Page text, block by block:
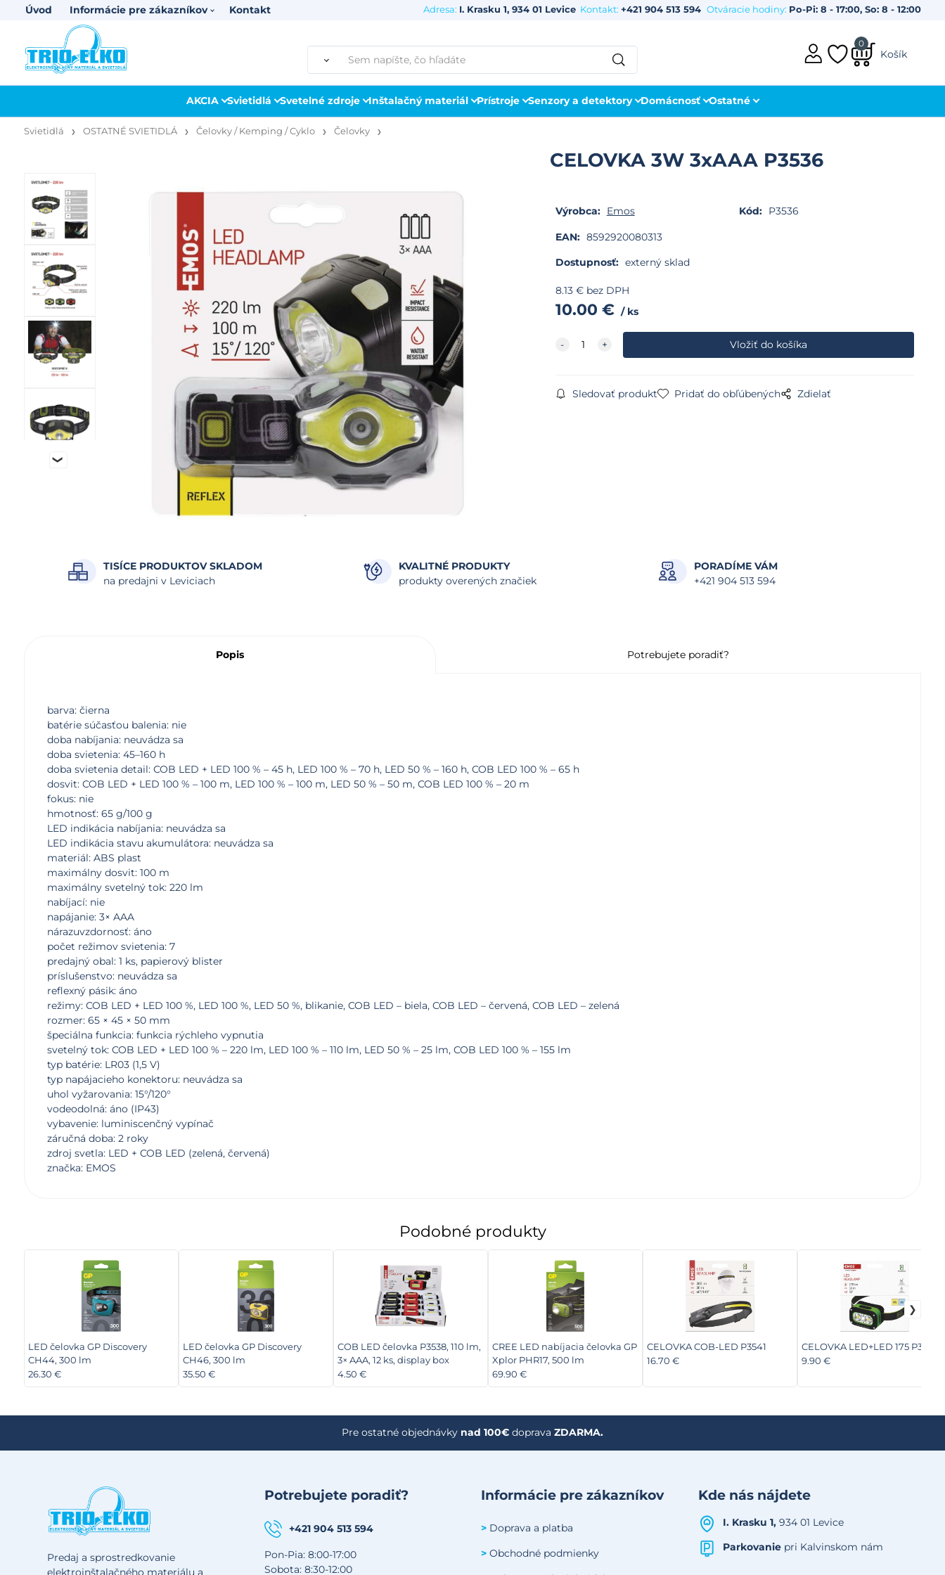
Úvod Informácie pre zákazníkov Kontakt Adresa: I. Krasku 1, 934 01 Levice Kontakt:+421 904 513 594Otváracie hodiny: Po-Pi: 8 - 17:00, So: 8 - 12:00
0
Košík
AKCIA Svietidlá Svetelné zdroje Inštalačný materiál Prístroje Senzory a detektory Domácnosť Ostatné
Svietidlá OSTATNÉ SVIETIDLÁ Čelovky / Kemping / Cyklo Čelovky
CELOVKA 3W 3xAAA P3536
Výrobca: Emos Kód: P3536
EAN: 8592920080313
Dostupnosť: externý sklad
8.13€ bez DPH
10.00 € ks
Sledovať produkt Pridať do obľúbených Zdielať
TISÍCE PRODUKTOV SKLADOM
na predajni v Leviciach
KVALITNÉ PRODUKTY
produkty overených značiek
PORADÍME VÁM
+421 904 513 594
Popis Potrebujete poradiť?
barva: čierna
batérie súčasťou balenia: nie
doba nabíjania: neuvádza sa
doba svietenia: 45–160 h
doba svietenia detail: COB LED + LED 100 % – 45 h, LED 100 % – 70 h, LED 50 % – 160 h, COB LED 100 % – 65 h
dosvit: COB LED + LED 100 % – 100 m, LED 100 % – 100 m, LED 50 % – 50 m, COB LED 100 % – 20 m
fokus: nie
hmotnosť: 65 g/100 g
LED indikácia nabíjania: neuvádza sa
LED indikácia stavu akumulátora: neuvádza sa
materiál: ABS plast
maximálny dosvit: 100 m
maximálny svetelný tok: 220 lm
nabíjací: nie
napájanie: 3× AAA
nárazuvzdornosť: áno
počet režimov svietenia: 7
predajný obal: 1 ks, papierový blister
príslušenstvo: neuvádza sa
reflexný pásik: áno
režimy: COB LED + LED 100 %, LED 100 %, LED 50 %, blikanie, COB LED – biela, COB LED – červená, COB LED – zelená
rozmer: 65 × 45 × 50 mm
špeciálna funkcia: funkcia rýchleho vypnutia
svetelný tok: COB LED + LED 100 % – 220 lm, LED 100 % – 110 lm, LED 50 % – 25 lm, COB LED 100 % – 155 lm
typ batérie: LR03 (1,5 V)
typ napájacieho konektoru: neuvádza sa
uhol vyžarovania: 15°/120°
vodeodolná: áno (IP43)
vybavenie: luminiscenčný vypínač
záručná doba: 2 roky
zdroj svetla: LED + COB LED (zelená, červená)
značka: EMOS
Podobné produkty
LED čelovka GP Discovery
CH44, 300 lm
26.30 €
LED čelovka GP Discovery
CH46, 300 lm
35.50 €
COB LED čelovka P3538, 110 lm,
3× AAA, 12 ks, display box
4.50 €
CREE LED nabíjacia čelovka GP
Xplor PHR17, 500 lm
69.90 €
CELOVKA COB-LED P3541
16.70 €
CELOVKA LED+LED 175 P3545
9.90 €
Pre ostatné objednávky nad 100€ doprava ZDARMA.
Predaj a sprostredkovanie
elektroinštalačného materiálu a
Potrebujete poradiť?
+421 904 513 594
Pon-Pia: 8:00-17:00
Sobota: 8:30-12:00
Informácie pre zákazníkov
> Doprava a platba
> Obchodné podmienky
Kde nás nájdete
I. Krasku 1, 934 01 Levice
Parkovanie pri Kalvinskom nám